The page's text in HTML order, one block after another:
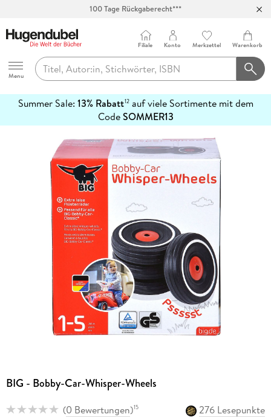
100 Tage Rückgaberecht***
Hugendubel
Menu
Filiale Konto Merkzettel Warenkorb
Summer Sale: 13% Rabatt12auf viele Sortimente mit dem
CodeSOMMER13
erfahren
BIG - Bobby-Car-Whisper-Wheels
(0 Bewertungen)15
276 Lesepunkte